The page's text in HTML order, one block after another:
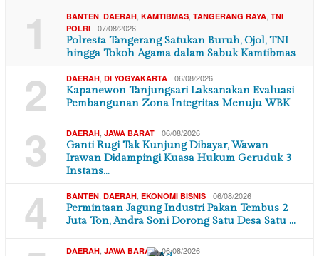
1 BANTEN DAERAH KAMTIBMAS TANGERANG RAYA TNI
POLRI
07/08/2026
Polresta Tangerang Satukan Buruh, Ojol, TNI
hingga Tokoh Agama dalam Sabuk Kamtibmas
2 DAERAH DI YOGYAKARTA 06/08/2026
Kapanewon Tanjungsari Laksanakan Evaluasi
Pembangunan Zona Integritas Menuju WBK
3 DAERAH JAWA BARAT 06/08/2026
Ganti Rugi Tak Kunjung Dibayar, Wawan
Irawan Didampingi Kuasa Hukum Geruduk 3
Instans…
4 BANTEN DAERAH EKONOMI BISNIS 06/08/2026
Permintaan Jagung Industri Pakan Tembus 2
Juta Ton, Andra Soni Dorong Satu Desa Satu …
DAERAH JAWA BARAT 06/08/2026